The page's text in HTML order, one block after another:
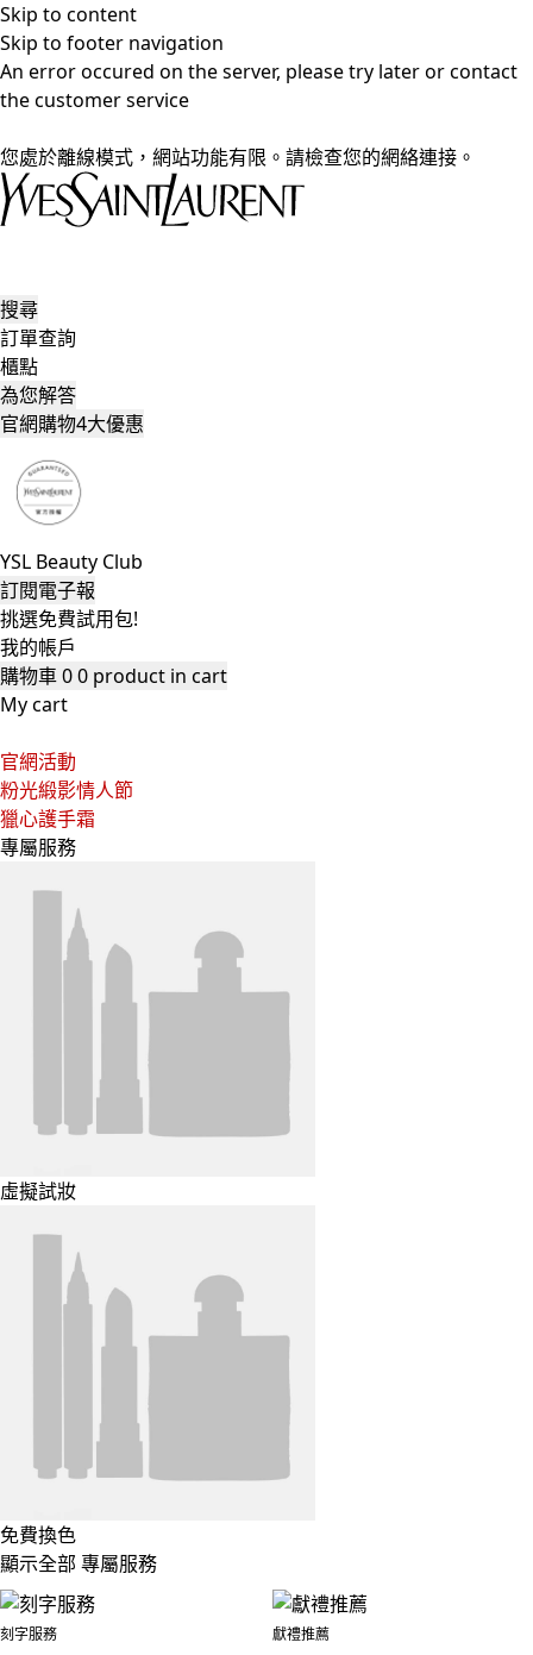
Skip to content
Skip to footer navigation
An error occured on the server, please try later or contact
the customer service
您處於離線模式，網站功能有限。請檢查您的網絡連接。
搜尋
訂單查詢
櫃點
為您解答
官網購物4大優惠
YSL Beauty Club
訂閱電子報
挑選免費試用包!
我的帳戶
購物車00 product in cart
My cart
官網活動
粉光緞影情人節
獵心護手霜
專屬服務
虛擬試妝
免費換色
顯示全部 專屬服務
刻字服務 獻禮推薦